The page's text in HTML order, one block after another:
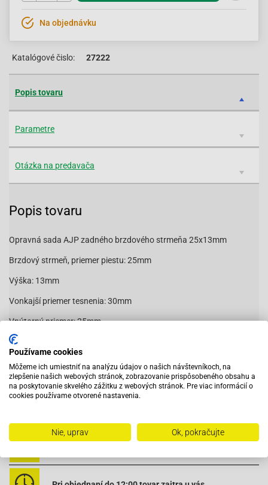
Na objednávku
Katalógové čislo: 27222
Popis tovaru
Parametre
Otázka na predavača
Popis tovaru
Opravná sada AJP zadného brzdového strmeňa 25x13mm
Brzdový strmeň, priemer piestu: 25mm
Výška: 13mm
Vonkajší priemer tesnenia: 30mm
Vnútorný priemer: 25mm
Vhodné pre:
AGM-Firejet YY50QT-27 2T
AGM-GMX 450 QM50QT-6A
Čítať viac
Používame cookies
Môžeme ich umiestniť na analýzu údajov o našich návštevníkoch, na
zlepšenie našich webových stránok, zobrazovanie prispôsobeného obsahu a
na poskytovanie skvelého zážitku z webových stránok. Pre viac informácií o
cookies používame otvorené nastavenia.
Nie, uprav Ok, pokračujte